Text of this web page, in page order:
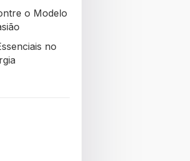
o Modelo
no